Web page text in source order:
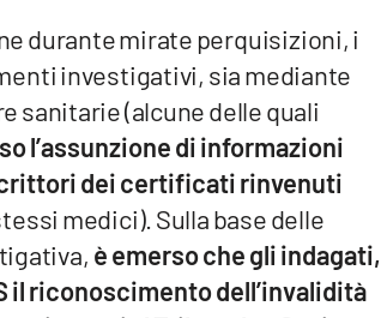
durante mirate perquisizioni, i
investigativi, sia mediante
sanitarie (alcune delle quali
l’assunzione di informazioni
dei certificati rinvenuti
medici). Sulla base delle
è emerso che gli indagati,
il riconoscimento dell’invalidità